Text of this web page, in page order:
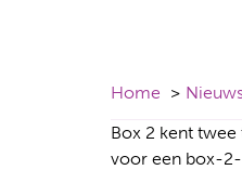
Home
Box 2 kent twee
voor een box-